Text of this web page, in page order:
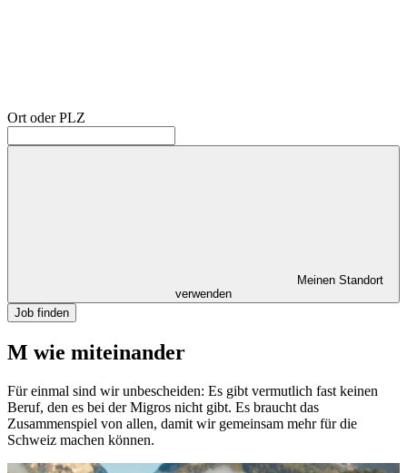
Ort oder PLZ
Meinen Standort
verwenden
Job finden
M wie miteinander
Für einmal sind wir unbescheiden: Es gibt vermutlich fast keinen
Beruf, den es bei der Migros nicht gibt. Es braucht das
Zusammenspiel von allen, damit wir gemeinsam mehr für die
Schweiz machen können.